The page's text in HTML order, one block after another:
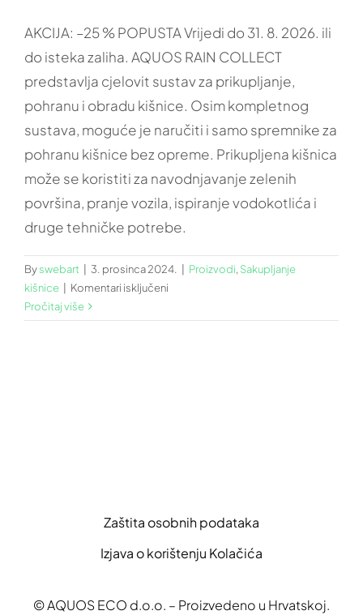
AKCIJA: –25 % POPUSTA Vrijedi do 31. 8. 2026. ili
do isteka zaliha. AQUOS RAIN COLLECT
predstavlja cjelovit sustav za prikupljanje,
pohranu i obradu kišnice. Osim kompletnog
sustava, moguće je naručiti i samo spremnike za
pohranu kišnice bez opreme. Prikupljena kišnica
može se koristiti za navodnjavanje zelenih
površina, pranje vozila, ispiranje vodokotlića i
druge tehničke potrebe.
Byswebart | 3. prosinca 2024. | Proizvodi, Sakupljanje
kišnice | Komentari isključeni
ZA
Pročitaj više
Zaštita osobnih podataka
Izjava o korištenju Kolačića
© AQUOS ECO d.o.o. – Proizvedeno u Hrvatskoj.